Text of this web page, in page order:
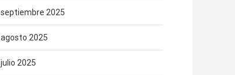
septiembre 2025
agosto 2025
julio 2025